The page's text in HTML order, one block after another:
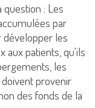
: Les
par
développer les
aux patients, qu'ils
les
provenir
des fonds de la